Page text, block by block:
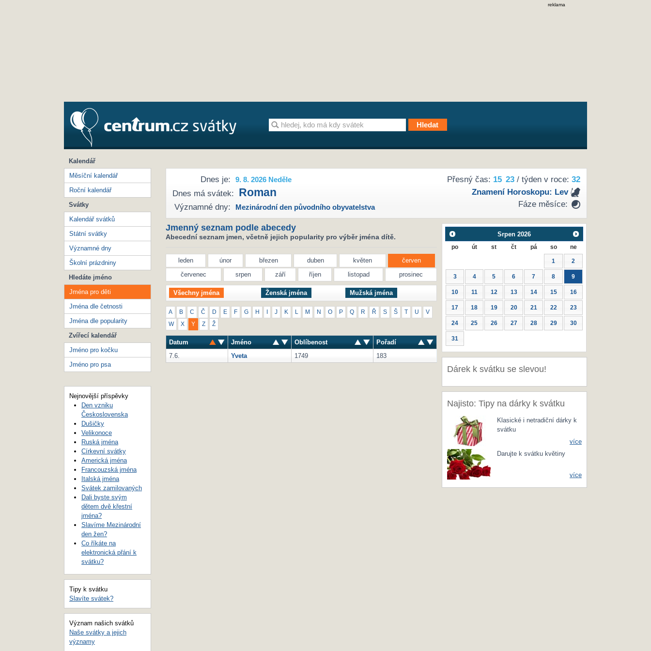
reklama
Přesný čas: 15 23/ týden v roce: 32
Znamení Horoskopu: Lev
Fáze měsíce:
Dnes je: 9. 8. 2026 Neděle
Dnes má svátek: Roman
Významné dny: Mezinárodní den původního obyvatelstva
Jmenný seznam podle abecedy
Abecední seznam jmen, včetně jejich popularity pro výběr jména dítě.
leden únor březen duben květen
červen
červenec
srpen září říjen listopad prosinec
Všechny jména Ženská jména Mužská jména
A B C Č D E F G H J K M N O P Q R Ř S Š T U V
W X Y Z Ž
Datum Jméno Oblíbenost
Pořadí
7.6.
Yveta 1749 183
Srpen 2026
po út st čt pá so ne
1 2
3 4 5 6 7 8 9
10 11 12 13 14 15 16
17 18 19 20 21 22 23
24 25 26 27 28 29 30
31
Dárek k svátku se slevou!
Najisto: Tipy na dárky k svátku
Klasické i netradiční dárky k
svátku
více
Darujte k svátku květiny
více
Kalendář
Měsíční kalendář
Roční kalendář
Svátky
Kalendář svátků
Státní svátky
Významné dny
Školní prázdniny
Hledáte jméno
Jména pro děti
Jména dle četnosti
Jména dle popularity
Zvířecí kalendář
Jméno pro kočku
Jméno pro psa
Nejnovější příspěvky
Den vzniku
Československa
Dušičky
Velikonoce
Ruská jména
Církevní svátky
Americká jména
Francouzská jména
Italská jména
Svátek zamilovaných
Dali byste svým
dětem dvě křestní
jména?
Slavíme Mezinárodní
den žen?
Co říkáte na
elektronická přání k
svátku?
Tipy k svátku
Slavíte svátek?
Význam našich svátků
Naše svátky a jejich
významy